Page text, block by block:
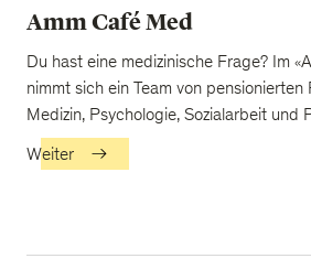
Amm Café Med
Du hast eine medizinische Frage? Im
nimmt sich ein Team von pensionierten
Medizin, Psychologie, Sozialarbeit und
Weiter